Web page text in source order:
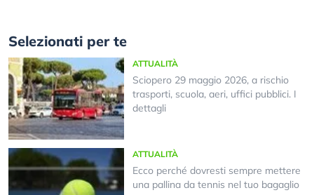
Selezionati per te
ATTUALITÀ
Sciopero 29 maggio 2026, a rischio
trasporti, scuola, aeri, uffici pubblici. I
dettagli
ATTUALITÀ
Ecco perché dovresti sempre mettere
una pallina da tennis nel tuo bagaglio